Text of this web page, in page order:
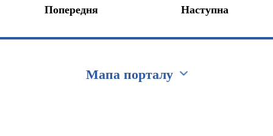
Попередня Наступна
Мапа порталу